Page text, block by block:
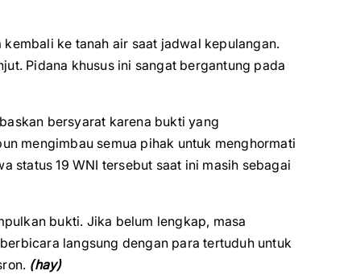
ke tanah air saat jadwal kepulangan.
Pidana khusus ini sangat bergantung pada
bersyarat karena bukti yang
mengimbau semua pihak untuk menghormati
status 19 WNI tersebut saat ini masih sebagai
bukti. Jika belum lengkap, masa
langsung dengan para tertuduh untuk
(hay)